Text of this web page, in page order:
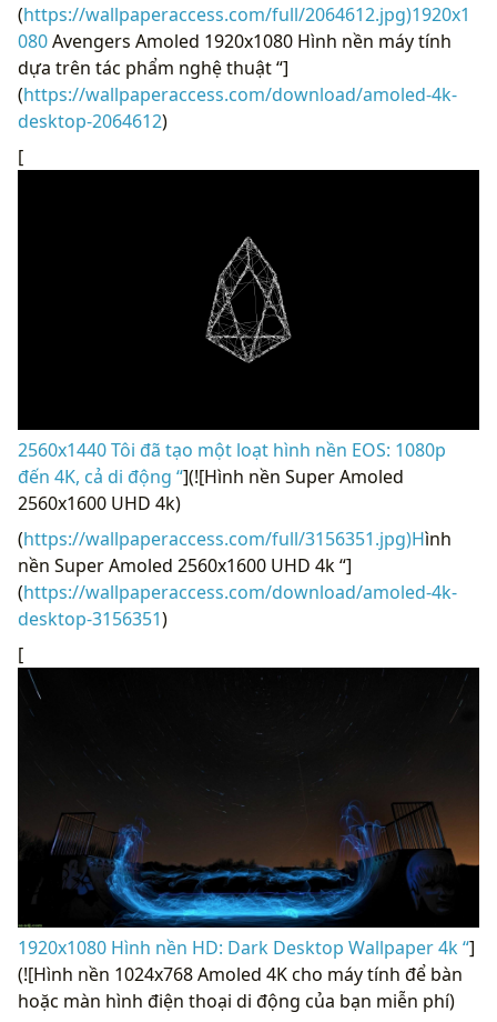
(https://wallpaperaccess.com/full/2064612.jpg)1920x1
080Avengers Amoled 1920x1080 Hình nền máy tính
dựa trên tác phẩm nghệ thuật “]
(https://wallpaperaccess.com/download/amoled-4k-
desktop-2064612)
[
2560x1440 Tôi đã tạo một loạt hình nền EOS: 1080p
đến 4K, cả di động “](![Hình nền Super Amoled
2560x1600 UHD 4k)
(https://wallpaperaccess.com/full/3156351.jpg)Hình
nền Super Amoled 2560x1600 UHD 4k “]
(https://wallpaperaccess.com/download/amoled-4k-
desktop-3156351)
[
1920x1080 Hình nền HD: Dark Desktop Wallpaper 4k “]
(![Hình nền 1024x768 Amoled 4K cho máy tính để bàn
hoặc màn hình điện thoại di động của bạn miễn phí)